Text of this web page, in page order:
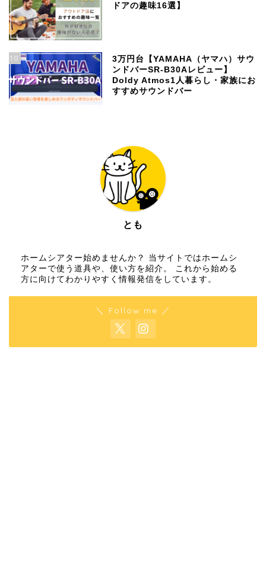
ドアの趣味16選】
10
3万円台【YAMAHA（ヤマハ）サウ
ンドバーSR-B30Aレビュー】
Doldy Atmos1人暮らし・家族にお
すすめサウンドバー
とも
ホームシアター始めませんか？ 当サイトではホームシ
アターで使う道具や、使い方を紹介。 これから始める
方に向けてわかりやすく情報発信をしています。
＼ Follow me ／